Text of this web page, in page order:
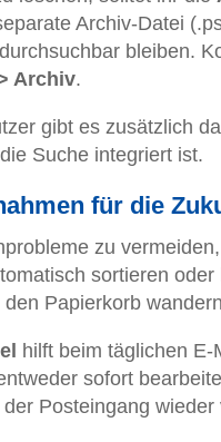
Archiv-Datei
bleiben.
Archiv.
gibt es zusätzlich
Suche integriert ist.
für die
zu
sortieren
Papierkorb
hilft beim täglichen
sofort
Posteingang wieder